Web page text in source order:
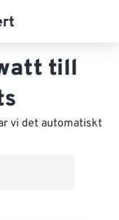
till
vi det automatiskt